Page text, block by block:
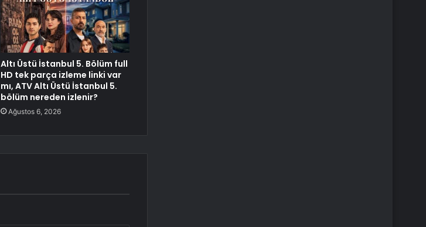
Altı Üstü İstanbul 5. Bölüm full
HD tek parça izleme linki var
mı, ATV Altı Üstü İstanbul 5.
bölüm nereden izlenir?
Ağustos 6, 2026